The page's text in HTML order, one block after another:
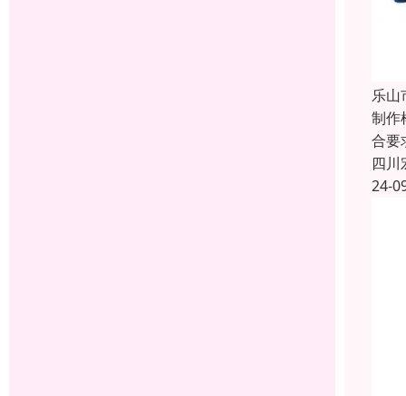
乐山
制作
合要
四川
24-